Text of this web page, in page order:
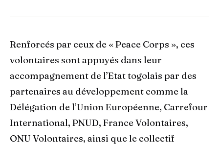
Renforcés par ceux de « Peace Corps », ces
volontaires sont appuyés dans leur
accompagnement de l’Etat togolais par des
partenaires au développement comme la
Délégation de l’Union Européenne, Carrefour
International, PNUD, France Volontaires,
ONU Volontaires, ainsi que le collectif